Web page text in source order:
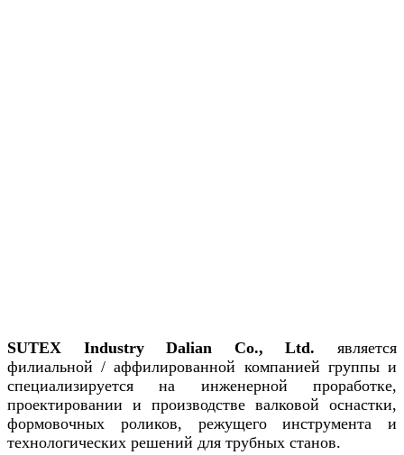
SUTEX Industry Dalian Co., Ltd. является
филиальной / аффилированной компанией группы и
специализируется на инженерной проработке,
проектировании и производстве валковой оснастки,
формовочных роликов, режущего инструмента и
технологических решений для трубных станов.